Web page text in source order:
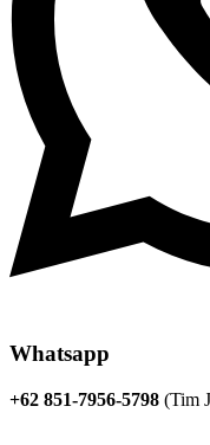
Whatsapp
+62 851-7956-5798 (Tim